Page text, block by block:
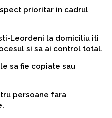
prioritar in cadrul
Leordeni la domiciliu iti
si sa ai control total.
sa fie copiate sau
persoane fara